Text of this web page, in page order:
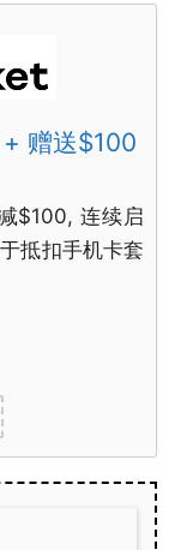
赠送$100
$100, 连续启
抵扣手机卡套